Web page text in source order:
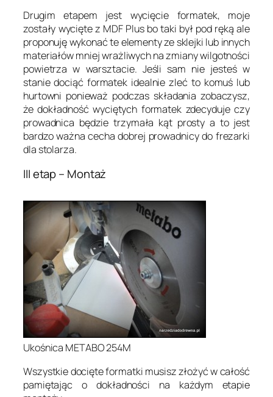
Drugim etapem jest wycięcie formatek, moje
zostały wycięte z MDF Plus bo taki był pod ręką ale
proponuję wykonać te elementy ze sklejki lub innych
materiałów mniej wrażliwych na zmiany wilgotności
powietrza w warsztacie. Jeśli sam nie jesteś w
stanie dociąć formatek idealnie zleć to komuś lub
hurtowni ponieważ podczas składania zobaczysz,
że dokładność wyciętych formatek zdecyduje czy
prowadnica będzie trzymała kąt prosty a to jest
bardzo ważna cecha dobrej prowadnicy do frezarki
dla stolarza.
III etap – Montaż
Ukośnica METABO 254M
Wszystkie docięte formatki musisz złożyć w całość
pamiętając o dokładności na każdym etapie